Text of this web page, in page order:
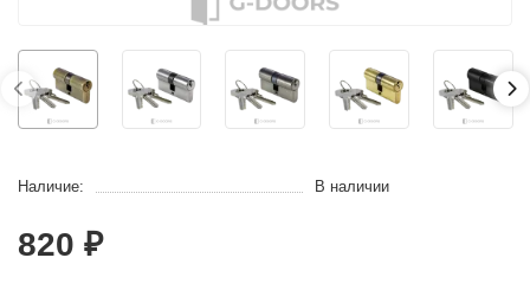
Наличие: В наличии
820 ₽